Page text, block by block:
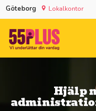
Göteborg Lokalkontor
Hjälp